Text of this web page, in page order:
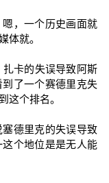
，一个历史画面就
体就。
卡的失误导致阿斯
了一个赛德里克失
这个排名。
德里克的失误导致
个地位是是无人能